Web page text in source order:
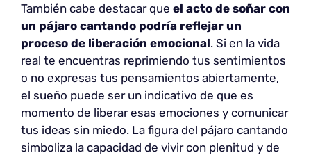
También cabe destacar que el acto de soñar con
un pájaro cantando podría reflejar un
proceso de liberación emocional. Si en la vida
real te encuentras reprimiendo tus sentimientos
o no expresas tus pensamientos abiertamente,
el sueño puede ser un indicativo de que es
momento de liberar esas emociones y comunicar
tus ideas sin miedo. La figura del pájaro cantando
simboliza la capacidad de vivir con plenitud y de